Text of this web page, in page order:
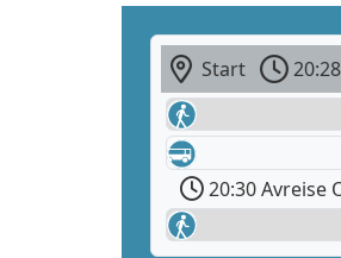
Start 20:28
20:30 Avreise